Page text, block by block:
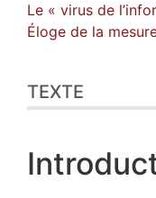
Le « virus de
Éloge de la
TEXTE